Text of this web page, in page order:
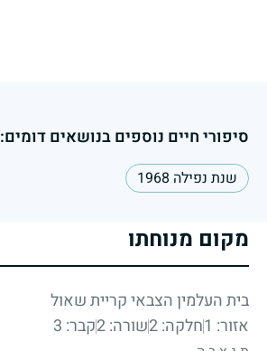
סיפורי חיים נוספים בנושאים דומים:
שנת נפילה 1968
מקום מנוחתו
בית העלמין הצבאי קריית שאול
אזור: 1
חלקה: 2 שורה: 2 קבר: 3